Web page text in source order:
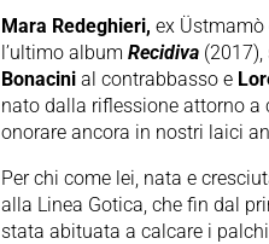
Mara Redeghieri,ex
l’ultimo albumRecidiva
Bonacini al contrabbasso e
nato dalla riflessione attorno a
onorare ancora in nostri laici
Per chi come lei, nata e
alla Linea Gotica, che fin dal
stata abituata a calcare i